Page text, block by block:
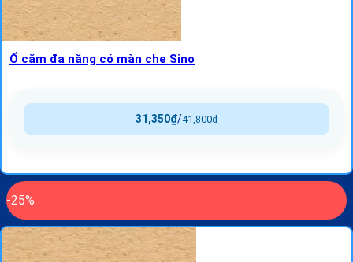
Ổ cắm đa năng có màn che Sino
41,800₫
/
31,350₫
-25%